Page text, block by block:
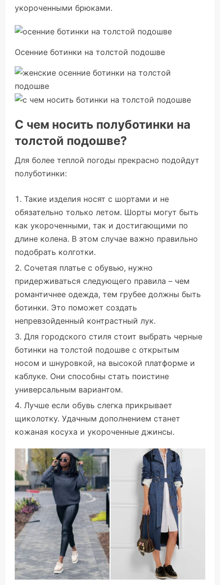
укороченными брюками.
Осенние ботинки на толстой подошве
С чем носить полуботинки на
толстой подошве?
Для более теплой погоды прекрасно подойдут
полуботинки:
Такие изделия носят с шортами и не
обязательно только летом. Шорты могут быть
как укороченными, так и достигающими по
длине колена. В этом случае важно правильно
подобрать колготки.
Сочетая платье с обувью, нужно
придерживаться следующего правила – чем
романтичнее одежда, тем грубее должны быть
ботинки. Это поможет создать
непревзойденный контрастный лук.
Для городского стиля стоит выбрать черные
ботинки на толстой подошве с открытым
носом и шнуровкой, на высокой платформе и
каблуке. Они способны стать поистине
универсальным вариантом.
Лучше если обувь слегка прикрывает
щиколотку. Удачным дополнением станет
кожаная косуха и укороченные джинсы.